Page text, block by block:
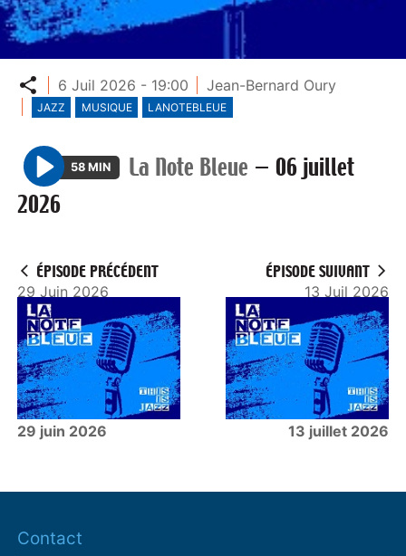
Partager
6 Juil 2026 - 19:00 Jean-Bernard Oury
JAZZ MUSIQUE LANOTEBLEUE
P
l
58 MIN La Note Bleue — 06 juillet
2026
ÉPISODE PRÉCÉDENT
29 Juin 2026
29 juin 2026
ÉPISODE SUIVANT
13 Juil 2026
13 juillet 2026
Contact